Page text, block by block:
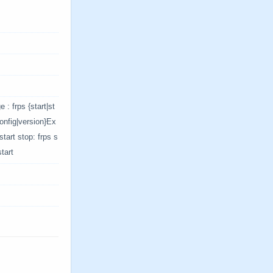
: frps {start|st
stop: frps s